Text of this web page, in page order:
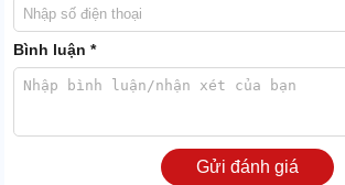
Theo khảo sát, công cụ này có thể hoạt động
4 người làm bằng tay. Độ bền từ 5 - 10 năm,
ngột.
THÊM:
R 45
Bình luận *
Gửi đánh giá